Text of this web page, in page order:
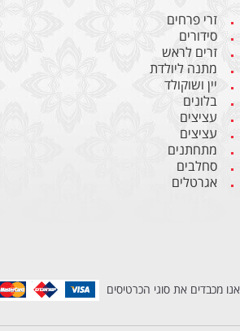
זרי פרחים
סידורים
זרים לראש
מתנה ליולדת
יין ושוקולד
בלונים
עציצים
עציצים
מתחתנים
סחלבים
אגרטלים
אנו מכבדים את סוגי הכרטיסים